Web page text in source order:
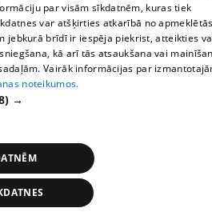
00:01:58
no pēdējā laika
par visām sīkdatnēm, kuras tiek
var atšķirties atkarībā no
jebkurā brīdī ir iespēja piekrist, atteikties
kā arī tās atsaukšana vai
Vairāk informācijas par
noteikumos.
→